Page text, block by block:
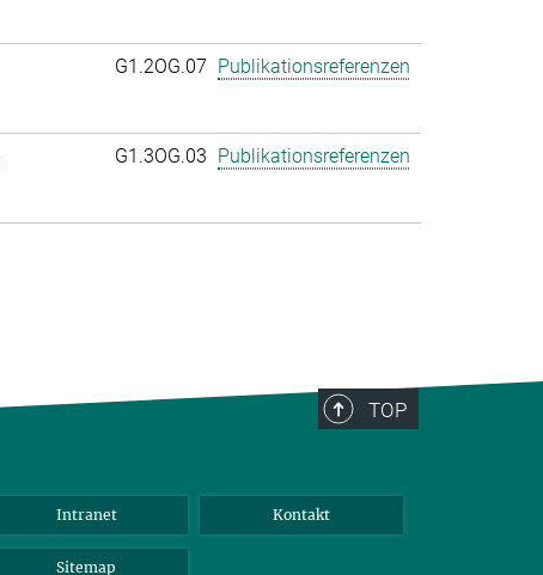
G1.2OG.07 Publikationsreferenzen
G1.3OG.03 Publikationsreferenzen
TOP
Intranet Kontakt
Sitemap